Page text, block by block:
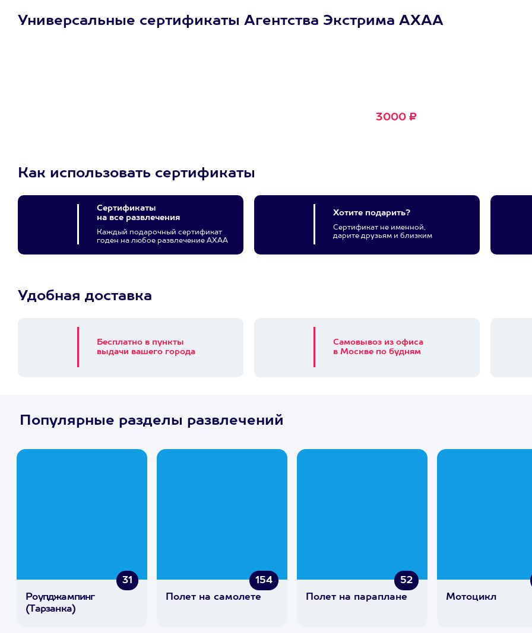
Универсальные сертификаты Агентства Экстрима АХАА
3000 ₽
Как использовать сертификаты
Сертификаты
на все развлечения
Каждый подарочный сертификат
годен на любое развлечение АХАА
Хотите подарить?
Сертификат не именной,
дарите друзьям и близким
Удобная доставка
Бесплатно в пункты
выдачи вашего города
Самовывоз из офиса
в Москве по будням
Популярные разделы развлечений
31
Роупджампинг
(Тарзанка)
154
Полет на самолете
52
Полет на параплане
Мотоцикл